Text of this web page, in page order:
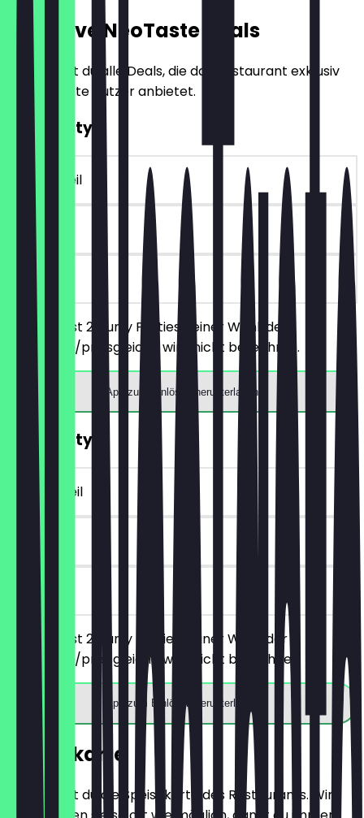
Exklusive NeoTaste Deals
Hier findest du alle Deals, die das Restaurant exklusiv
für NeoTaste Nutzer anbietet.
2für1 Patty
~9 € Vorteil
90 Tage
vor Ort
Du bestellst 2 Curry Patties deiner Wahl, der
günstigere/preisgleiche wird nicht berechnet.
App zum Einlösen herunterladen
2für1 Pattys
~6 € Vorteil
90 Tage
vor Ort
Du bestellst 2 Curry Patties deiner Wahl, der
günstigere/preisgleiche wird nicht berechnet.
App zum Einlösen herunterladen
Speisekarte
Hier findest du die Speisekarte des Restaurants. Wir